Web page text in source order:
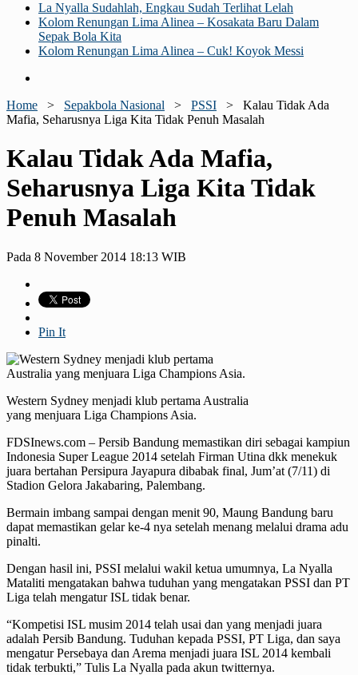
La Nyalla Sudahlah, Engkau Sudah Terlihat Lelah
Kolom Renungan Lima Alinea – Kosakata Baru Dalam
Sepak Bola Kita
Kolom Renungan Lima Alinea – Cuk! Koyok Messi
Home > Sepakbola Nasional > PSSI > Kalau Tidak Ada
Mafia, Seharusnya Liga Kita Tidak Penuh Masalah
Kalau Tidak Ada Mafia,
Seharusnya Liga Kita Tidak
Penuh Masalah
Pada 8 November 2014 18:13 WIB
Pin It
Western Sydney menjadi klub pertama Australia
yang menjuara Liga Champions Asia.
FDSInews.com – Persib Bandung memastikan diri sebagai kampiun
Indonesia Super League 2014 setelah Firman Utina dkk menekuk
juara bertahan Persipura Jayapura dibabak final, Jum’at (7/11) di
Stadion Gelora Jakabaring, Palembang.
Bermain imbang sampai dengan menit 90, Maung Bandung baru
dapat memastikan gelar ke-4 nya setelah menang melalui drama adu
pinalti.
Dengan hasil ini, PSSI melalui wakil ketua umumnya, La Nyalla
Mataliti mengatakan bahwa tuduhan yang mengatakan PSSI dan PT
Liga telah mengatur ISL tidak benar.
“Kompetisi ISL musim 2014 telah usai dan yang menjadi juara
adalah Persib Bandung. Tuduhan kepada PSSI, PT Liga, dan saya
mengatur Persebaya dan Arema menjadi juara ISL 2014 kembali
tidak terbukti,” Tulis La Nyalla pada akun twitternya.